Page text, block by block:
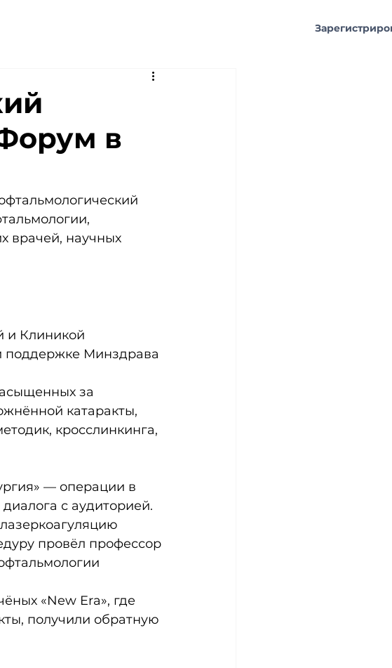
в
врачей, научных
и Клиникой
Минздрава
за
катаракты,
кросслинкинга,
— операции в
с аудиторией.
провёл профессор
«New Era», где
получили обратную